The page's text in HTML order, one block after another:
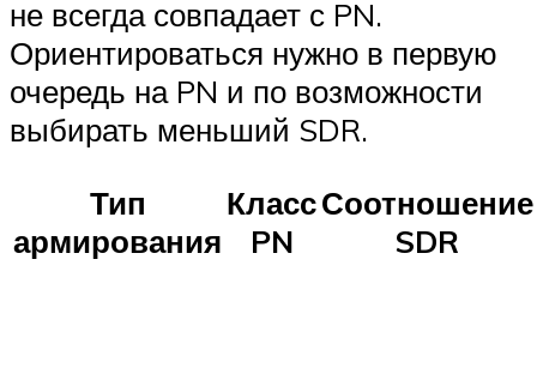
не всегда совпадает с PN.
Ориентироваться нужно в первую
очередь на PN и по возможности
выбирать меньший SDR.
Тип
армирования
Класс
PN
Соотношение
SDR